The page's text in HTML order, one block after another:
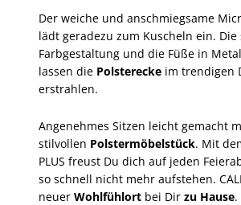
Der weiche und anschmiegsame
lädt geradezu zum Kuscheln ein.
Farbgestaltung und die Füße in
lassen die Polsterecke im trendigen
erstrahlen.
Angenehmes Sitzen leicht gemacht
stilvollen Polstermöbelstück. Mit
PLUS freust Du dich auf jeden
so schnell nicht mehr aufstehen.
neuer Wohlfühlort bei Dir zu Hause.